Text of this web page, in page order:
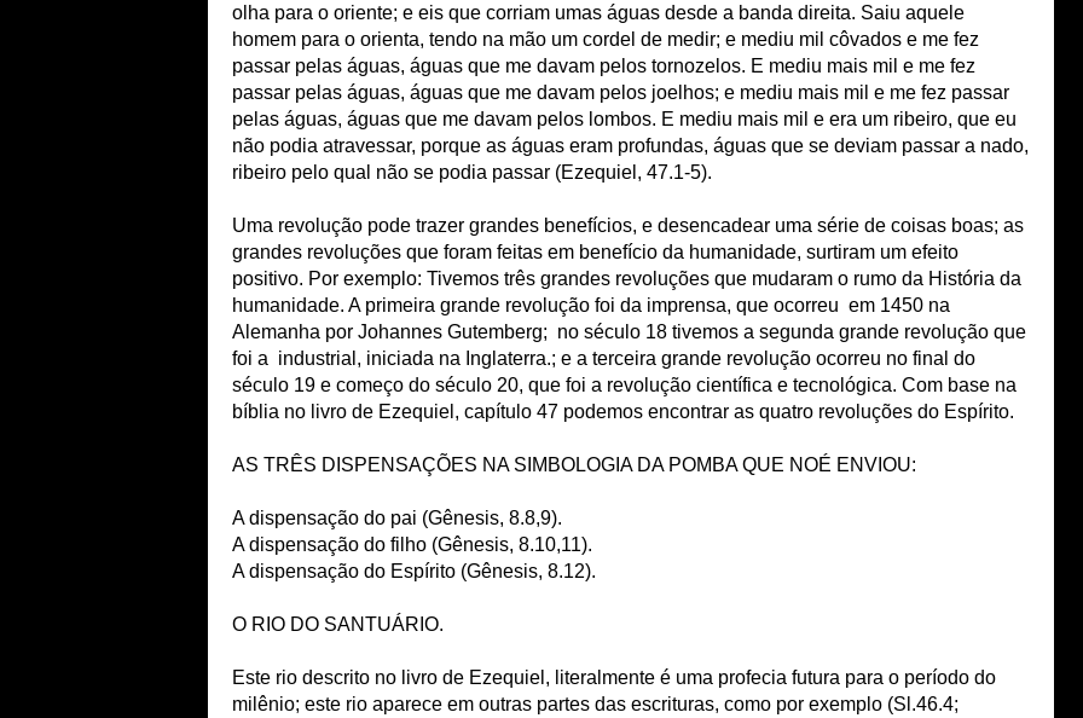
olha para o oriente; e eis que corriam umas águas desde a banda direita. Saiu aquele
homem para o orienta, tendo na mão um cordel de medir; e mediu mil côvados e me fez
passar pelas águas, águas que me davam pelos tornozelos. E mediu mais mil e me fez
passar pelas águas, águas que me davam pelos joelhos; e mediu mais mil e me fez passar
pelas águas, águas que me davam pelos lombos. E mediu mais mil e era um ribeiro, que eu
não podia atravessar, porque as águas eram profundas, águas que se deviam passar a nado,
ribeiro pelo qual não se podia passar (Ezequiel, 47.1-5).
Uma revolução pode trazer grandes benefícios, e desencadear uma série de coisas boas; as
grandes revoluções que foram feitas em benefício da humanidade, surtiram um efeito
positivo. Por exemplo: Tivemos três grandes revoluções que mudaram o rumo da História da
humanidade. A primeira grande revolução foi da imprensa, que ocorreu em 1450 na
Alemanha por Johannes Gutemberg; no século 18 tivemos a segunda grande revolução que
foi a industrial, iniciada na Inglaterra.; e a terceira grande revolução ocorreu no final do
século 19 e começo do século 20, que foi a revolução científica e tecnológica. Com base na
bíblia no livro de Ezequiel, capítulo 47 podemos encontrar as quatro revoluções do Espírito.
AS TRÊS DISPENSAÇÕES NA SIMBOLOGIA DA POMBA QUE NOÉ ENVIOU:
A dispensação do pai (Gênesis, 8.8,9).
A dispensação do filho (Gênesis, 8.10,11).
A dispensação do Espírito (Gênesis, 8.12).
O RIO DO SANTUÁRIO.
Este rio descrito no livro de Ezequiel, literalmente é uma profecia futura para o período do
milênio; este rio aparece em outras partes das escrituras, como por exemplo (Sl.46.4;